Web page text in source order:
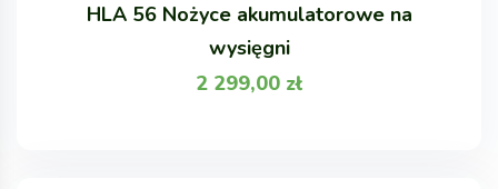
HLA 56 Nożyce akumulatorowe na
wysięgni
2 299,00 zł